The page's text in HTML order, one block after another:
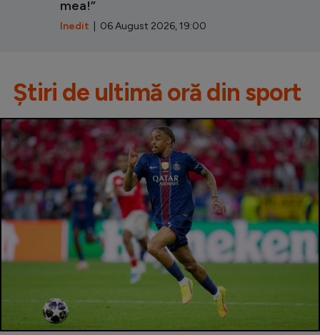
mea!”
Inedit | 06 August 2026, 19:00
Știri de ultimă oră din sport